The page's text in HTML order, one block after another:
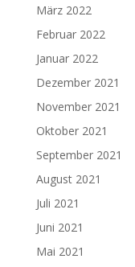
März 2022
Februar 2022
Januar 2022
Dezember 2021
November 2021
Oktober 2021
September 2021
August 2021
Juli 2021
Juni 2021
Mai 2021